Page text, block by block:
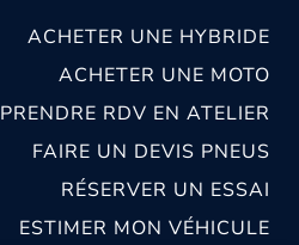
ACHETER UNE HYBRIDE
ACHETER UNE MOTO
PRENDRE RDV EN ATELIER
FAIRE UN DEVIS PNEUS
RÉSERVER UN ESSAI
ESTIMER MON VÉHICULE